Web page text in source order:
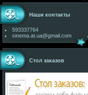
Наши контакты
593337764
sinema.at.ua@gmail.com
Стол заказов